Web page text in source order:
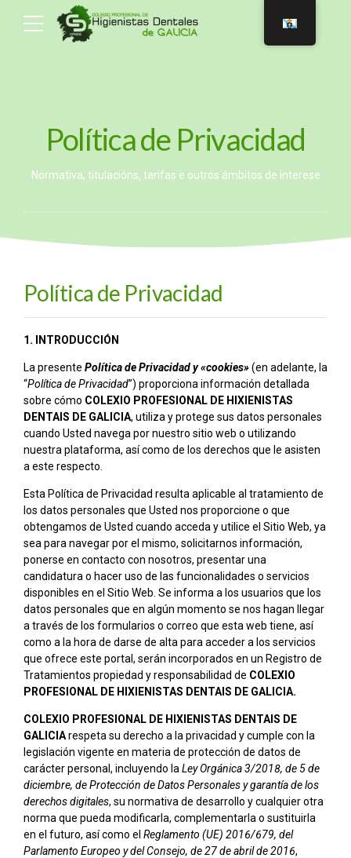
Política de Privacidad
Normativa, titulacións, tarifas e outros ámbitos de interese
Política de Privacidad
1. INTRODUCCIÓN
La presente Política de Privacidad y «cookies»(en adelante, la
“Política de Privacidad”) proporciona información detallada
sobre cómo COLEXIO PROFESIONAL DE HIXIENISTAS
DENTAIS DE GALICIA, utiliza y protege sus datos personales
cuando Usted navega por nuestro sitio web o utilizando
nuestra plataforma, así como de los derechos que le asisten
a este respecto.
Esta Política de Privacidad resulta aplicable al tratamiento de
los datos personales que Usted nos proporcione o que
obtengamos de Usted cuando acceda y utilice el Sitio Web, ya
sea para navegar por el mismo, solicitarnos información,
ponerse en contacto con nosotros, presentar una
candidatura o hacer uso de las funcionalidades o servicios
disponibles en el Sitio Web. Se informa a los usuarios que los
datos personales que en algún momento se nos hagan llegar
a través de los formularios o correo que esta web tiene, así
como a la hora de darse de alta para acceder a los servicios
que ofrece este portal, serán incorporados en un Registro de
Tratamientos propiedad y responsabilidad de COLEXIO
PROFESIONAL DE HIXIENISTAS DENTAIS DE GALICIA.
COLEXIO PROFESIONAL DE HIXIENISTAS DENTAIS DE
GALICIArespeta su derecho a la privacidad y cumple con la
legislación vigente en materia de protección de datos de
carácter personal, incluyendo la Ley Orgánica 3/2018, de 5 de
diciembre, de Protección de Datos Personales y garantía de los
derechos digitales, su normativa de desarrollo y cualquier otra
norma que pueda modificarla, complementarla o sustituirla
en el futuro, así como el Reglamento (UE) 2016/679, del
Parlamento Europeo y del Consejo, de 27 de abril de 2016,